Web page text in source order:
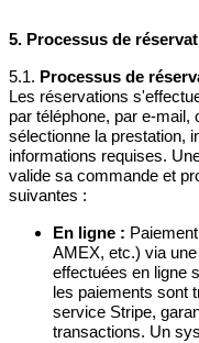
5. Processus de
5.1. Processus de
Les réservations
par téléphone, par e-mail,
sélectionne la prestation,
informations requises.
valide sa commande et
suivantes :
En ligne :
AMEX, etc.) via
effectuées en ligne
les paiements sont
service Stripe,
transactions. Un